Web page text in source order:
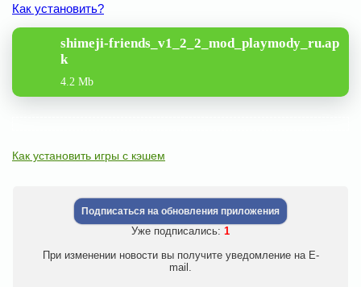
Как установить?
shimeji-friends_v1_2_2_mod_playmody_ru.ap
k
4.2 Mb
Как установить игры с кэшем
Подписаться на обновления приложения
Уже подписались: 1
При изменении новости вы получите уведомление на E-
mail.